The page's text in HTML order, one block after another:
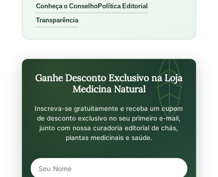
Conheça o ConselhoPolítica Editorial
Transparência
Ganhe Desconto Exclusivo na Loja
Medicina Natural
Inscreva-se gratuitamente e receba um cupom
de desconto exclusivo no seu primeiro e-mail,
junto com nossa curadoria editorial de chás,
plantas medicinais e saúde.